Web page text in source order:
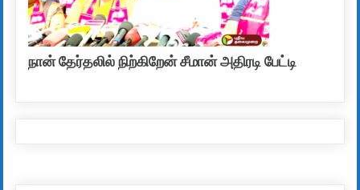
நான் தேர்தலில் நிற்கிறேன் சீமான் அதிரடி பேட்டி